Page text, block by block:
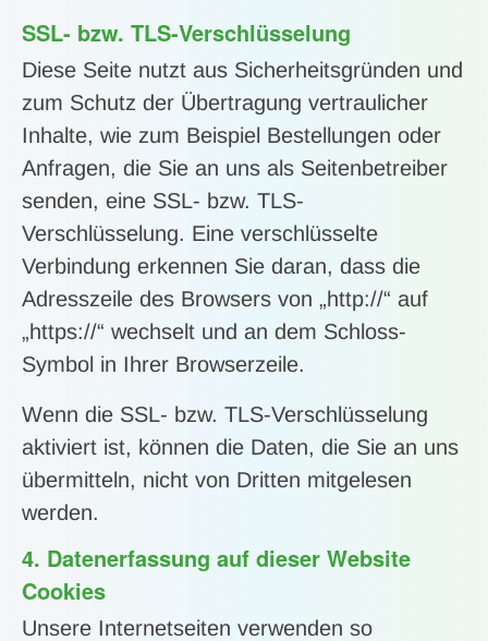
SSL- bzw. TLS-Verschlüsselung
Diese Seite nutzt aus Sicherheitsgründen und
zum Schutz der Übertragung vertraulicher
Inhalte, wie zum Beispiel Bestellungen oder
Anfragen, die Sie an uns als Seitenbetreiber
senden, eine SSL- bzw. TLS-
Verschlüsselung. Eine verschlüsselte
Verbindung erkennen Sie daran, dass die
Adresszeile des Browsers von „http://“ auf
„https://“ wechselt und an dem Schloss-
Symbol in Ihrer Browserzeile.
Wenn die SSL- bzw. TLS-Verschlüsselung
aktiviert ist, können die Daten, die Sie an uns
übermitteln, nicht von Dritten mitgelesen
werden.
4. Datenerfassung auf dieser Website
Cookies
Unsere Internetseiten verwenden so